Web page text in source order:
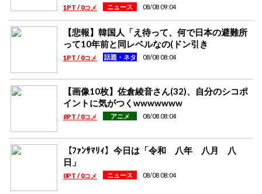
1PT / 0コメ ニュース 08/08 09:04
【悲報】韓国人「え待って、何で日本の避難所
って10年前と同レベルなの(ドン引き
1PT / 0コメ 話題・ネタ 08/08 08:04
【画像10枚】佐倉綾音さん(32)、自分のシコポ
イントに気がつくwwwwwww
8PT / 0コメ アニメ 08/08 08:04
【ﾌｧﾝｻﾏﾘｨ】今日は「令和 八年 八月 八
日」
0PT / 0コメ ニュース 08/08 08:04